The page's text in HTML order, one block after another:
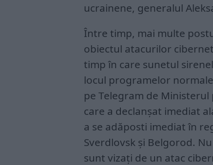
ucrainene, generalul
Între timp, mai multe
obiectul atacurilor
timp în care sunetul
locul programelor
pe Telegram de
care a declanșat imediat
a se adăposti imediat în
Sverdlovsk și Belgorod.
sunt vizați de un atac